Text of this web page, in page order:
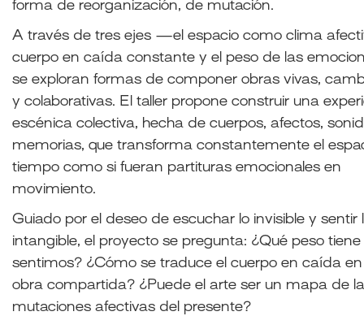
forma de reorganización, de mutación.
A través de tres ejes —el espacio como clima
cuerpo en caída constante y el peso de las
se exploran formas de componer obras vivas,
y colaborativas. El taller propone construir una
escénica colectiva, hecha de cuerpos, afectos,
memorias, que transforma constantemente el
tiempo como si fueran partituras emocionales en
movimiento.
Guiado por el deseo de escuchar lo invisible y sentir
intangible, el proyecto se pregunta: ¿Qué peso tiene
sentimos? ¿Cómo se traduce el cuerpo en caída
obra compartida? ¿Puede el arte ser un mapa de
mutaciones afectivas del presente?